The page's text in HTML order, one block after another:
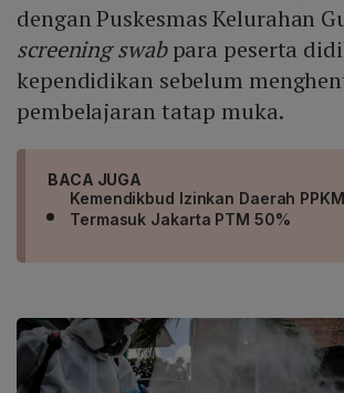
dengan Puskesmas Kelurahan
screening swabpara peserta
kependidikan sebelum
pembelajaran tatap muka.
BACA JUGA
Kemendikbud Izinkan Daerah
Termasuk Jakarta PTM 50%